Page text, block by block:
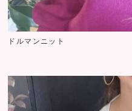
ドルマンニット